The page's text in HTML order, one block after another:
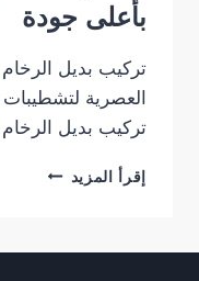
بأعلى جودة
تركيب بديل
العصرية
تركيب بديل
إقرأ المزيد تركيب